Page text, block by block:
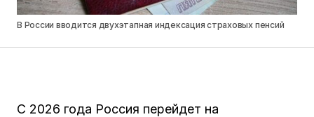
В России вводится двухэтапная индексация страховых пенсий
С 2026 года Россия перейдет на